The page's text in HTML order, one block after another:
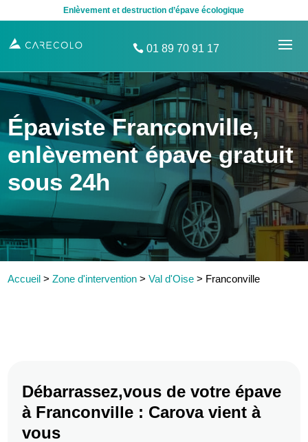
Enlèvement et destruction d’épave écologique
01 89 70 91 17
Épaviste Franconville,
enlèvement épave gratuit
sous 24h
Accueil >Zone d'intervention >Val d'Oise > Franconville
Débarrassez,vous de votre épave
à Franconville : Carova vient à
vous